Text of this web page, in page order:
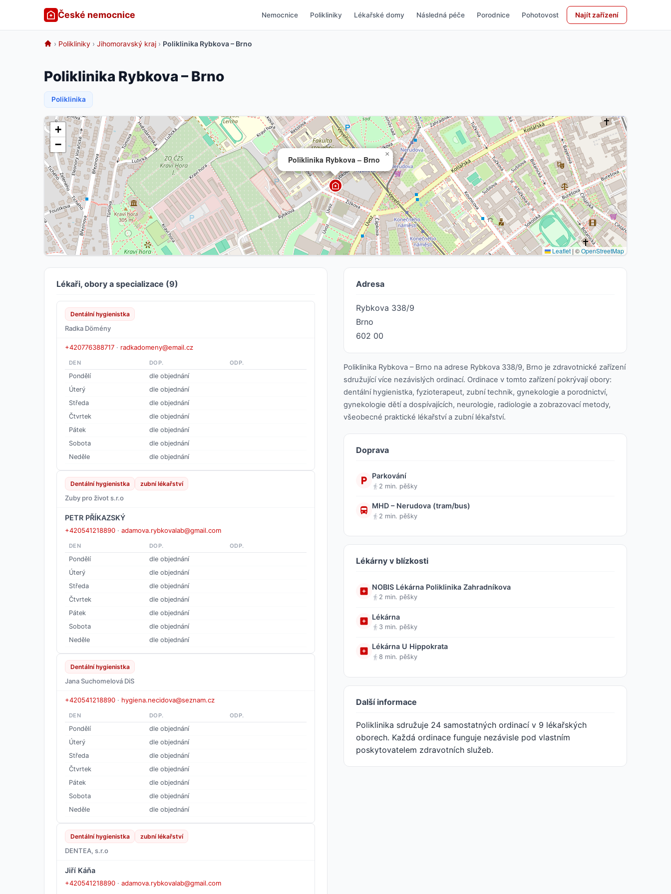
České nemocnice Nemocnice Polikliniky Lékařské domy Následná péče Porodnice Pohotovost Najít zařízení
› Polikliniky › Jihomoravský kraj › Poliklinika Rybkova – Brno
Poliklinika Rybkova – Brno
Poliklinika
Poliklinika Rybkova – Brno
×
+
−
Leaflet |©OpenStreetMap
Lékaři, obory a specializace (9)
Dentální hygienistka
Radka Dömény
+420776388717 · radkadomeny@email.cz
DEN DOP. ODP.
Pondělí
dle objednání
Úterý
dle objednání
Středa
dle objednání
Čtvrtek
dle objednání
Pátek
dle objednání
Sobota
dle objednání
Neděle
dle objednání
Dentální hygienistka zubní lékařství
Zuby pro život s.r.o
PETR PŘÍKAZSKÝ
+420541218890 · adamova.rybkovalab@gmail.com
DEN DOP. ODP.
Pondělí
dle objednání
Úterý
dle objednání
Středa
dle objednání
Čtvrtek
dle objednání
Pátek
dle objednání
Sobota
dle objednání
Neděle
dle objednání
Dentální hygienistka
Jana Suchomelová DiS
+420541218890 · hygiena.necidova@seznam.cz
DEN DOP. ODP.
Pondělí
dle objednání
Úterý
dle objednání
Středa
dle objednání
Čtvrtek
dle objednání
Pátek
dle objednání
Sobota
dle objednání
Neděle
dle objednání
Dentální hygienistka zubní lékařství
DENTEA, s.r.o
Jiří Káňa
+420541218890 · adamova.rybkovalab@gmail.com
Adresa
Rybkova 338/9
Brno
602 00
Poliklinika Rybkova – Brno na adrese Rybkova 338/9, Brno je zdravotnické zařízení
sdružující více nezávislých ordinací. Ordinace v tomto zařízení pokrývají obory:
dentální hygienistka, fyzioterapeut, zubní technik, gynekologie a porodnictví,
gynekologie dětí a dospívajících, neurologie, radiologie a zobrazovací metody,
všeobecné praktické lékařství a zubní lékařství.
Doprava
Parkování
2 min. pěšky
MHD – Nerudova (tram/bus)
2 min. pěšky
Lékárny v blízkosti
NOBIS Lékárna Poliklinika Zahradníkova
2 min. pěšky
Lékárna
3 min. pěšky
Lékárna U Hippokrata
8 min. pěšky
Další informace
Poliklinika sdružuje 24 samostatných ordinací v 9 lékařských
oborech. Každá ordinace funguje nezávisle pod vlastním
poskytovatelem zdravotních služeb.